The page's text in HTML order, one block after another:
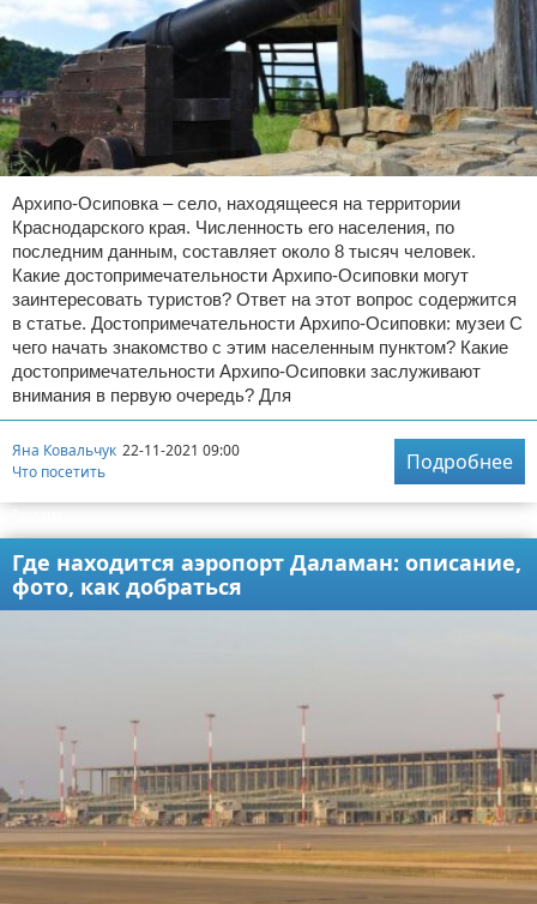
Архипо-Осиповка – село, находящееся на территории
Краснодарского края. Численность его населения, по
последним данным, составляет около 8 тысяч человек.
Какие достопримечательности Архипо-Осиповки могут
заинтересовать туристов? Ответ на этот вопрос содержится
в статье. Достопримечательности Архипо-Осиповки: музеи С
чего начать знакомство с этим населенным пунктом? Какие
достопримечательности Архипо-Осиповки заслуживают
внимания в первую очередь? Для
Яна Ковальчук 22-11-2021 09:00
Что посетить
Подробнее
Где находится аэропорт Даламан: описание,
фото, как добраться